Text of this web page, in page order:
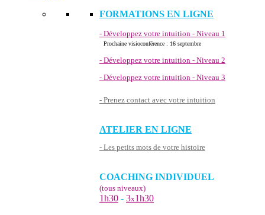
FORMATIONS EN LIGNE
- Développez votre intuition - Niveau 1
Prochaine visioconférence : 16 septembre
- Développez votre intuition - Niveau 2
- Développez votre intuition - Niveau 3
- Prenez contact avec votre intuition
ATELIER EN LIGNE
- Les petits mots de votre histoire
COACHING INDIVIDUEL
(tous niveaux)
1h30 - 3x1h30